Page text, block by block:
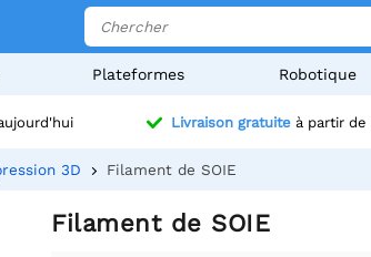
Plateformes Robotique
Livraison gratuiteà partir de
3D Filament de SOIE
Filament de SOIE